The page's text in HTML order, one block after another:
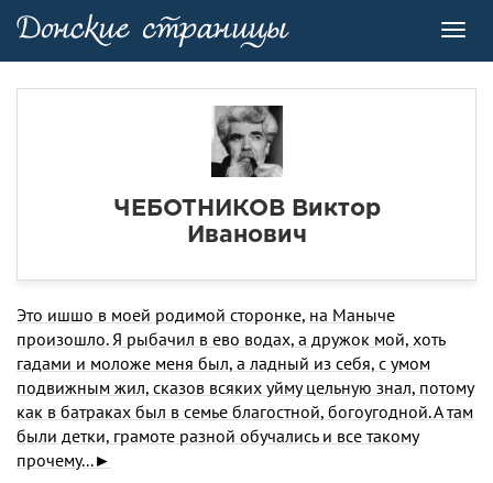
ЧЕБОТНИКОВ Виктор
Иванович
Это ишшо в моей родимой сторонке, на Маныче
произошло. Я рыбачил в ево водах, а дружок мой, хоть
гадами и моложе меня был, а ладный из себя, с умом
подвижным жил, сказов всяких уйму цельную знал, потому
как в батраках был в семье благостной, богоугодной. А там
были детки, грамоте разной обучались и все такому
прочему...►